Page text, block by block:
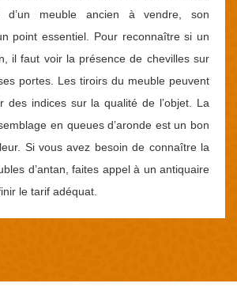
d’un meuble ancien à vendre, son
point essentiel. Pour reconnaître si un
il faut voir la présence de chevilles sur
portes. Les tiroirs du meuble peuvent
des indices sur la qualité de l’objet. La
en queues d’aronde est un bon
Si vous avez besoin de connaître la
d’antan, faites appel à un antiquaire
le tarif adéquat.